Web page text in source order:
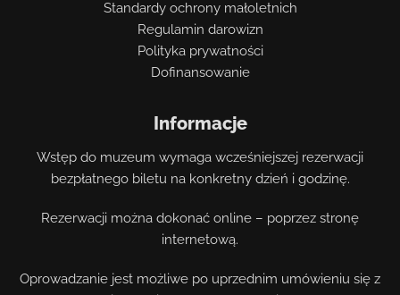
Standardy ochrony małoletnich
Regulamin darowizn
Polityka prywatności
Dofinansowanie
Informacje
Wstęp do muzeum wymaga wcześniejszej rezerwacji
bezpłatnego biletu na konkretny dzień i godzinę.
Rezerwacji można dokonać online – poprzez stronę
internetową.
Oprowadzanie jest możliwe po uprzednim umówieniu się z